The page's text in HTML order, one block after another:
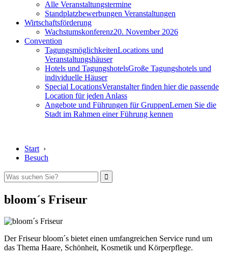
Alle Veranstaltungstermine
Standplatzbewerbungen Veranstaltungen
Wirtschaftsförderung
Wachstumskonferenz20. November 2026
Convention
TagungsmöglichkeitenLocations und
Veranstaltungshäuser
Hotels und TagungshotelsGroße Tagungshotels und
individuelle Häuser
Special LocationsVeranstalter finden hier die passende
Location für jeden Anlass
Angebote und Führungen für GruppenLernen Sie die
Stadt im Rahmen einer Führung kennen
Start ›
Besuch
bloom´s Friseur
Der Friseur bloom´s bietet einen umfangreichen Service rund um
das Thema Haare, Schönheit, Kosmetik und Körperpflege.